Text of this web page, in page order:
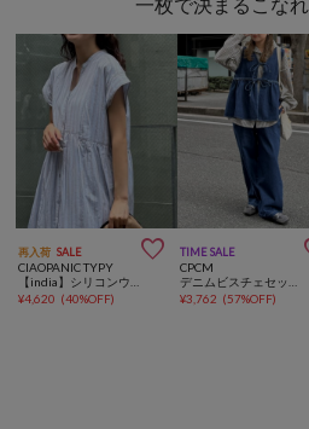
再入荷 SALE 
CIAOPANIC TYPY
¥4,620 (40%OFF)
TIME SALE
CPCM
¥3,762 (57%OFF)